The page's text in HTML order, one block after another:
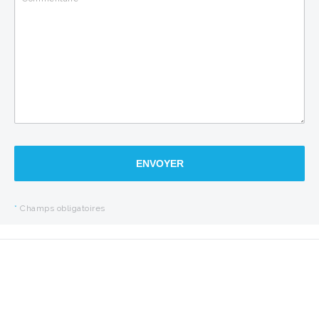
ENVOYER
* Champs obligatoires